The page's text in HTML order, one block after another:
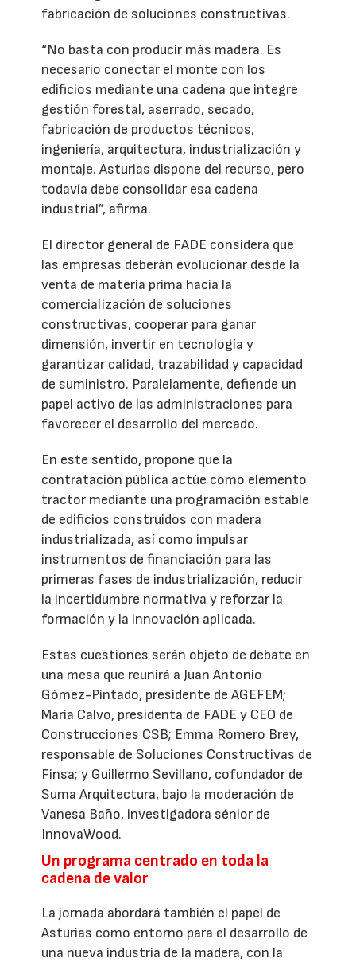
fabricación de soluciones constructivas.
“No basta con producir más madera. Es
necesario conectar el monte con los
edificios mediante una cadena que integre
gestión forestal, aserrado, secado,
fabricación de productos técnicos,
ingeniería, arquitectura, industrialización y
montaje. Asturias dispone del recurso, pero
todavía debe consolidar esa cadena
industrial”, afirma.
El director general de FADE considera que
las empresas deberán evolucionar desde la
venta de materia prima hacia la
comercialización de soluciones
constructivas, cooperar para ganar
dimensión, invertir en tecnología y
garantizar calidad, trazabilidad y capacidad
de suministro. Paralelamente, defiende un
papel activo de las administraciones para
favorecer el desarrollo del mercado.
En este sentido, propone que la
contratación pública actúe como elemento
tractor mediante una programación estable
de edificios construidos con madera
industrializada, así como impulsar
instrumentos de financiación para las
primeras fases de industrialización, reducir
la incertidumbre normativa y reforzar la
formación y la innovación aplicada.
Estas cuestiones serán objeto de debate en
una mesa que reunirá a Juan Antonio
Gómez-Pintado, presidente de AGEFEM;
María Calvo, presidenta de FADE y CEO de
Construcciones CSB; Emma Romero Brey,
responsable de Soluciones Constructivas de
Finsa; y Guillermo Sevillano, cofundador de
Suma Arquitectura, bajo la moderación de
Vanesa Baño, investigadora sénior de
InnovaWood.
Un programa centrado en toda la
cadena de valor
La jornada abordará también el papel de
Asturias como entorno para el desarrollo de
una nueva industria de la madera, con la